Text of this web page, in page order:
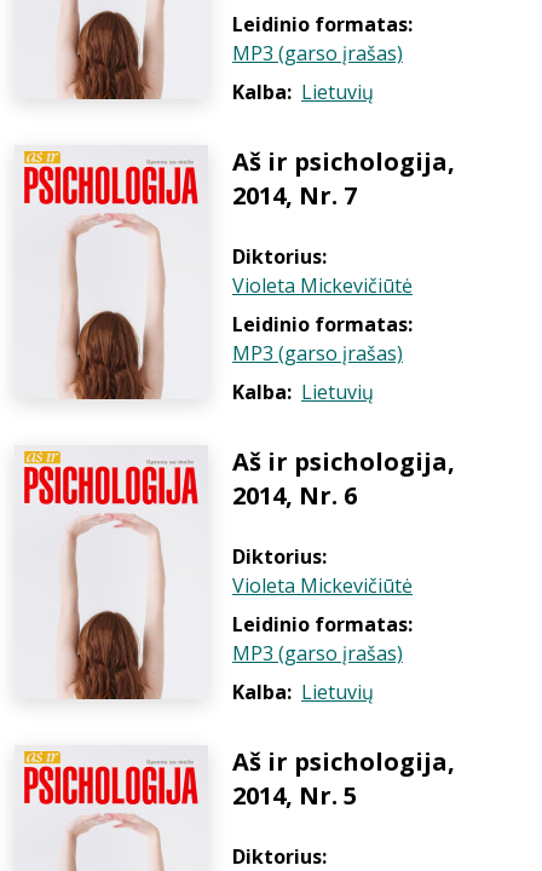
Leidinio formatas:
MP3 (garso įrašas)
Kalba: Lietuvių
Aš ir psichologija,
2014, Nr. 7
Diktorius:
Violeta Mickevičiūtė
Leidinio formatas:
MP3 (garso įrašas)
Kalba: Lietuvių
Aš ir psichologija,
2014, Nr. 6
Diktorius:
Violeta Mickevičiūtė
Leidinio formatas:
MP3 (garso įrašas)
Kalba: Lietuvių
Aš ir psichologija,
2014, Nr. 5
Diktorius: